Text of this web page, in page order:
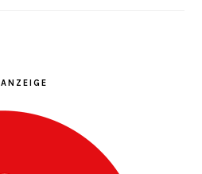
ANZEIGE